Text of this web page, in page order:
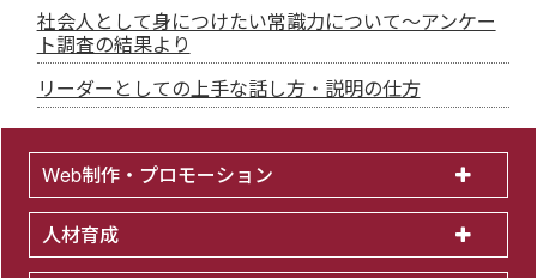
社会人として身につけたい常識力について～アンケー
ト調査の結果より
リーダーとしての上手な話し方・説明の仕方
Web制作・プロモーション
人材育成